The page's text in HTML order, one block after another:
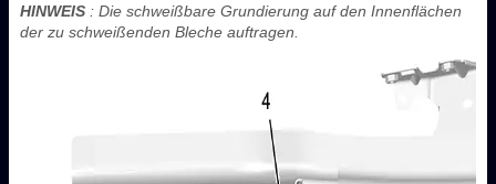
HINWEIS : Die schweißbare Grundierung auf den Innenflächen
der zu schweißenden Bleche auftragen.